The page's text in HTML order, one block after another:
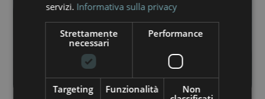
servizi. Informativa sulla privacy
Strettamente
necessari
Performance
Targeting Funzionalità
Non